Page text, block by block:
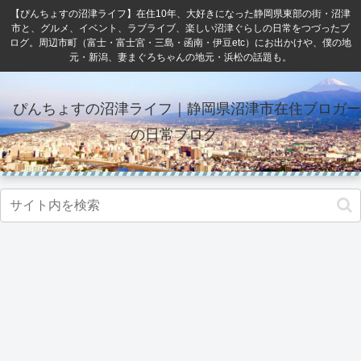
【ぴんちょすの沼津ライフ】在住10年、大好きになった静岡県東部の街・沼津
市と、グルメ、イベント、ラブライブ、楽しい沼津ぐらしの日常をつづったブ
ログ。周辺市町（富士・富士宮・三島・函南・伊豆etc）にお出かけや、僕の地
元・新潟、妻まぐろちゃんの地元・浜松の話題も。
ぴんちょすの沼津ライフ｜静岡県沼津市在住ブロガー
の日常ブログ